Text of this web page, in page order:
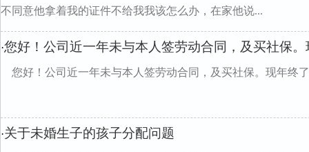
不同意他拿着我的证件不给我我该怎么办，在家他说...
·您好！公司近一年未与本人签劳动合同，及买社保
您好！公司近一年未与本人签劳动合同，及买社保。现年终
·关于未婚生子的孩子分配问题